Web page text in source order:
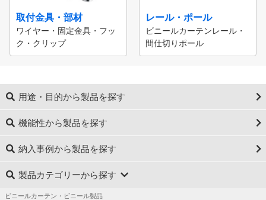
取付金具・部材
ワイヤー・固定金具・フッ
ク・クリップ
レール・ポール
ビニールカーテンレール・
間仕切りポール
用途・目的から製品を探す
機能性から製品を探す
納入事例から製品を探す
製品カテゴリーから探す
ビニールカーテン・ビニール製品